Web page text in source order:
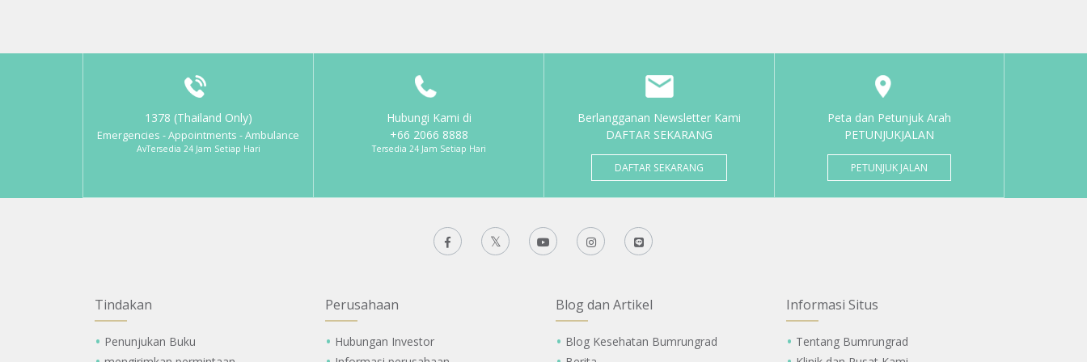
1378 (Thailand Only)
Emergencies - Appointments - Ambulance
AvTersedia 24 Jam Setiap Hari
Hubungi Kami di
+66 2066 8888
Tersedia 24 Jam Setiap Hari
Berlangganan Newsletter Kami
DAFTAR SEKARANG
DAFTAR SEKARANG
Peta dan Petunjuk Arah
PETUNJUKJALAN
PETUNJUK JALAN
Tindakan
Penunjukan Buku
Perusahaan
Hubungan Investor
Blog dan Artikel
Blog Kesehatan Bumrungrad
Informasi Situs
Tentang Bumrungrad